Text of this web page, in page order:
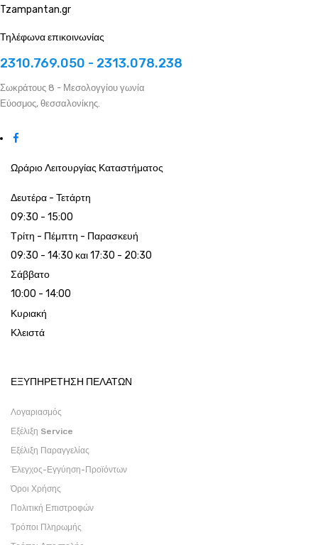
Tzampantan.gr
Τηλέφωνα επικοινωνίας
2310.769.050 - 2313.078.238
Σωκράτους 8 - Μεσολογγίου γωνία
Εύοσμος, θεσσαλονίκης.
Ωράριο Λειτουργίας Καταστήματος
Δευτέρα - Τετάρτη
09:30 - 15:00
Τρίτη - Πέμπτη - Παρασκευή
09:30 - 14:30 και 17:30 - 20:30
Σάββατο
10:00 - 14:00
Κυριακή
Κλειστά
ΕΞΥΠΗΡΕΤΗΣΗ ΠΕΛΑΤΩΝ
Λογαριασμός
Εξέλιξη Service
Εξέλιξη Παραγγελίας
Έλεγχος-Εγγύηση-Προϊόντων
Όροι Χρήσης
Πολιτική Επιστροφών
Τρόποι Πληρωμής